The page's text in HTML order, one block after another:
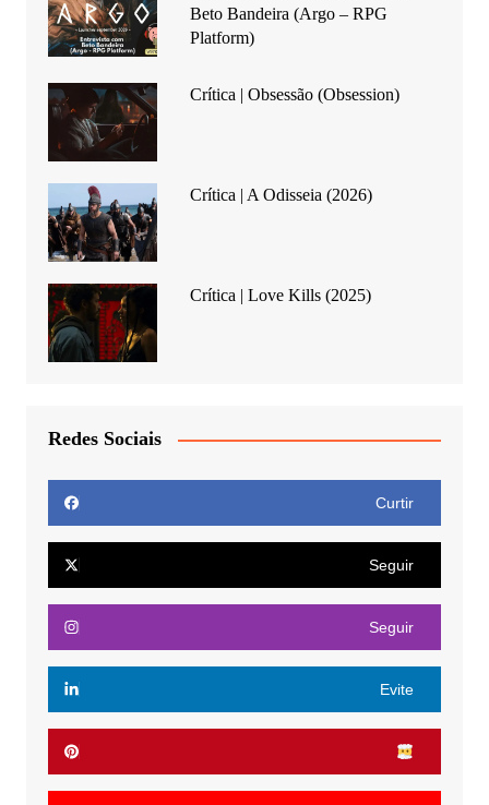
Beto Bandeira (Argo – RPG
Platform)
Crítica | Obsessão (Obsession)
Crítica | A Odisseia (2026)
Crítica | Love Kills (2025)
Redes Sociais
Curtir
Seguir
Seguir
Evite